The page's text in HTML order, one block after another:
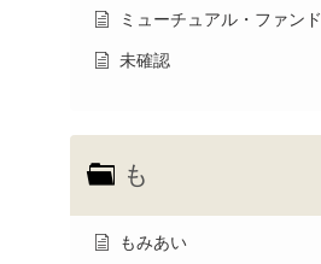
ミューチュアル・ファンド
未確認
も
もみあい